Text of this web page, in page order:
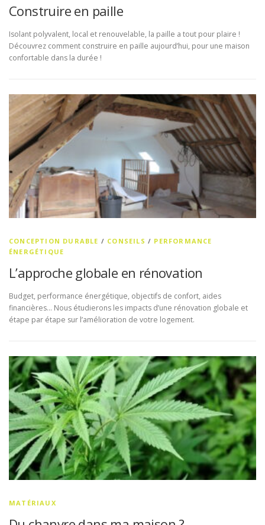
Construire en paille
Isolant polyvalent, local et renouvelable, la paille a tout pour plaire !
Découvrez comment construire en paille aujourd’hui, pour une maison
confortable dans la durée !
CONCEPTION DURABLE / CONSEILS / PERFORMANCE
ÉNERGÉTIQUE
L’approche globale en rénovation
Budget, performance énergétique, objectifs de confort, aides
financières… Nous étudierons les impacts d’une rénovation globale et
étape par étape sur l’amélioration de votre logement.
MATÉRIAUX